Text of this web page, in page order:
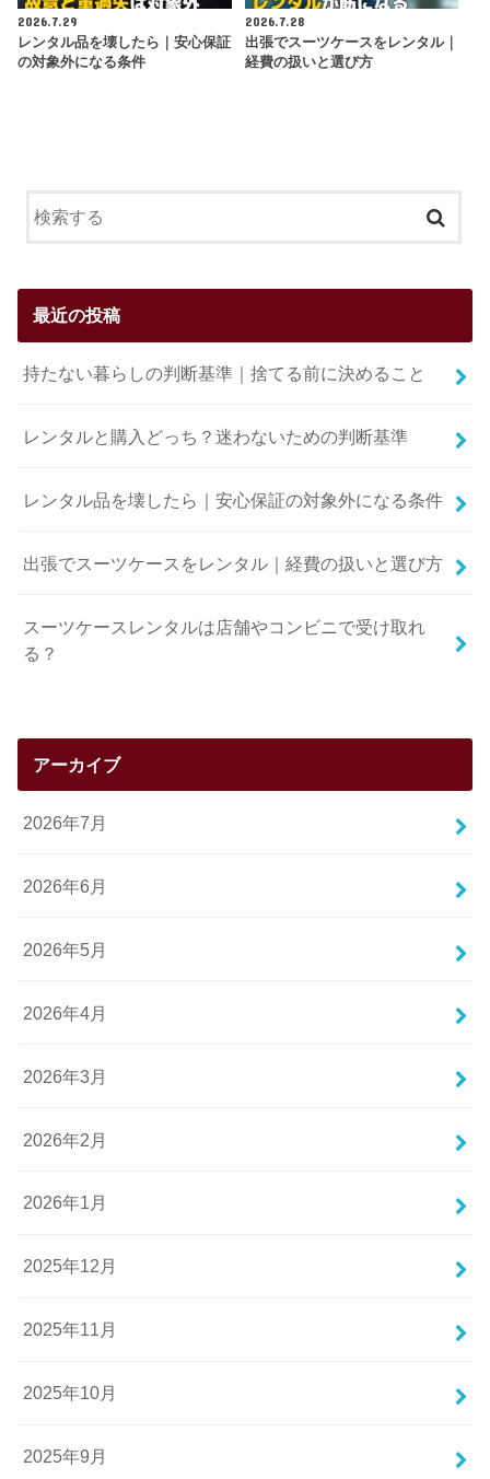
2026.7.29
レンタル品を壊したら｜安心保証
の対象外になる条件
2026.7.28
出張でスーツケースをレンタル｜
経費の扱いと選び方
最近の投稿
持たない暮らしの判断基準｜捨てる前に決めること
レンタルと購入どっち？迷わないための判断基準
レンタル品を壊したら｜安心保証の対象外になる条件
出張でスーツケースをレンタル｜経費の扱いと選び方
スーツケースレンタルは店舗やコンビニで受け取れ
る？
アーカイブ
2026年7月
2026年6月
2026年5月
2026年4月
2026年3月
2026年2月
2026年1月
2025年12月
2025年11月
2025年10月
2025年9月